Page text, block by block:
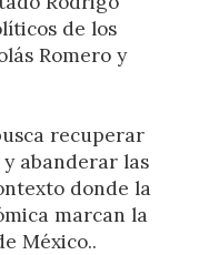
de los
Romero y
recuperar
abanderar las
donde la
marcan la
México..